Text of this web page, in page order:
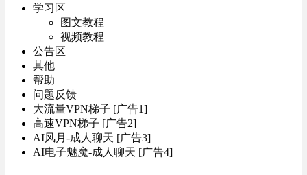
学习区
图文教程
视频教程
公告区
其他
帮助
问题反馈
大流量VPN梯子 [广告1]
高速VPN梯子 [广告2]
AI风月-成人聊天 [广告3]
AI电子魅魔-成人聊天 [广告4]